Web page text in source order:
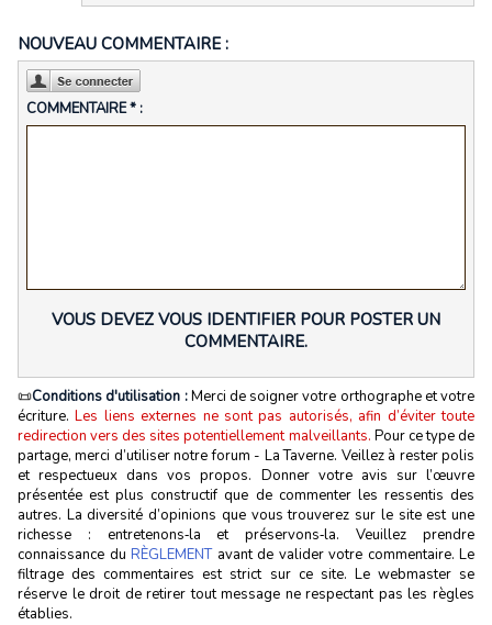
NOUVEAU COMMENTAIRE :
COMMENTAIRE * :
VOUS DEVEZ VOUS IDENTIFIER POUR POSTER UN
COMMENTAIRE.
📜Conditions d'utilisation :Merci de soigner votre orthographe et votre
écriture.Les liens externes ne sont pas autorisés, afin d’éviter toute
redirection vers des sites potentiellement malveillants. Pour ce type de
partage, merci d’utiliser notre forum - La Taverne. Veillez à rester polis
et respectueux dans vos propos. Donner votre avis sur l’œuvre
présentée est plus constructif que de commenter les ressentis des
autres. La diversité d’opinions que vous trouverez sur le site est une
richesse : entretenons‑la et préservons‑la. Veuillez prendre
connaissance du RÈGLEMENTavant de valider votre commentaire. Le
filtrage des commentaires est strict sur ce site. Le webmaster se
réserve le droit de retirer tout message ne respectant pas les règles
établies.